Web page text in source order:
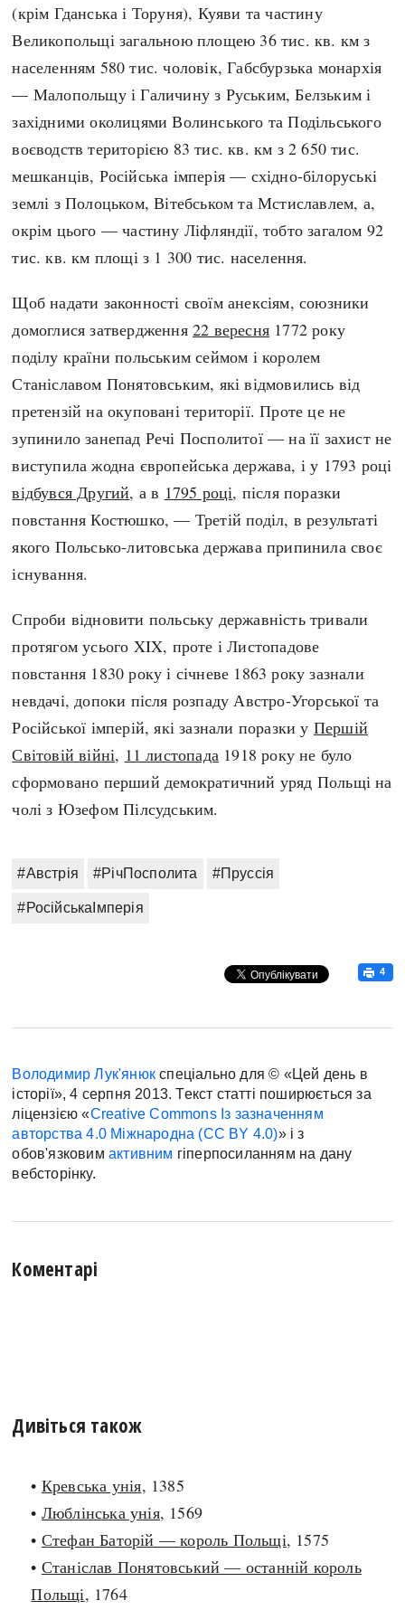
(крім Гданська і Торуня), Куяви та частину
Великопольщі загальною площею 36 тис. кв. км з
населенням 580 тис. чоловік, Габсбурзька монархія
— Малопольщу і Галичину з Руським, Белзьким і
західними околицями Волинського та Подільського
воєводств територією 83 тис. кв. км з 2 650 тис.
мешканців, Російська імперія — східно-білоруські
землі з Полоцьком, Вітебськом та Мстиславлем, а,
окрім цього — частину Ліфляндії, тобто загалом 92
тис. кв. км площі з 1 300 тис. населення.
Щоб надати законності своїм анексіям, союзники
домоглися затвердження22 вересня 1772 року
поділу країни польським сеймом і королем
Станіславом Понятовським, які відмовились від
претензій на окуповані території. Проте це не
зупинило занепад Речі Посполитої — на її захист не
виступила жодна європейська держава, і у 1793 році
відбувся Другий, а в 1795 році, після поразки
повстання Костюшко, — Третій поділ, в результаті
якого Польсько-литовська держава припинила своє
існування.
Спроби відновити польську державність тривали
протягом усього XIX, проте і Листопадове
повстання 1830 року і січневе 1863 року зазнали
невдачі, допоки після розпаду Австро-Угорської та
Російської імперій, які зазнали поразки у Першій
Світовій війні, 11 листопада 1918 року не було
сформовано перший демократичний уряд Польщі на
чолі з Юзефом Пілсудським.
#Австрія #РічПосполита #Пруссія
#РосійськаІмперія
4
Володимир Лук'янюк спеціально для © «Цей день в
історії», 4 серпня 2013. Текст статті поширюється за
ліцензією «Creative Commons Із зазначенням
авторства 4.0 Міжнародна (CC BY 4.0)» і з
обов'язковимактивним гіперпосиланням на дану
вебсторінку.
Коментарі
Дивіться також
• Кревська унія, 1385
• Люблінська унія, 1569
• Стефан Баторій — король Польщі, 1575
• Станіслав Понятовський — останній король
Польщі, 1764